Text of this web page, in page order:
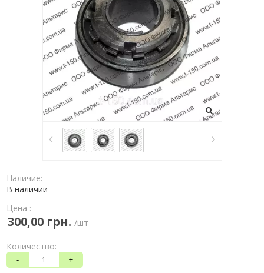
Наличие:
В наличии
Цена :
300,00 грн. /шт
Количество:
- +